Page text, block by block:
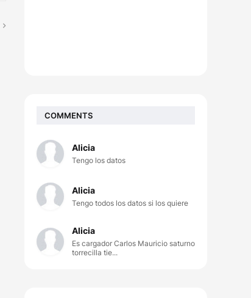
COMMENTS
Alicia
Tengo los datos
Alicia
Tengo todos los datos si los quiere
Alicia
Es cargador Carlos Mauricio saturno
torrecilla tie...